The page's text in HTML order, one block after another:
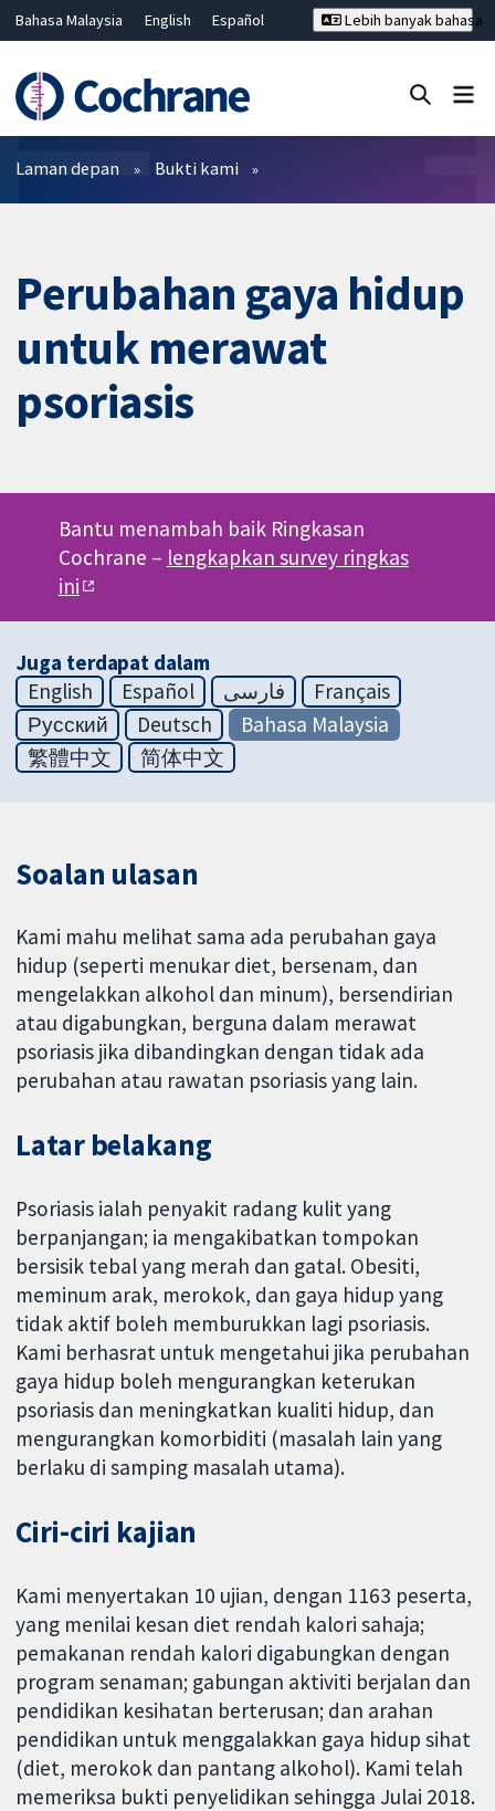
Bahasa Malaysia English
Español
Hrvatski
Deutsch ไทย
繁體中文
简体中文
Lebih banyak bahasa
Penapis
Laman depan Bukti kami
Perubahan gaya hidup
untuk merawat
psoriasis
Bantu menambah baik Ringkasan
Cochrane – lengkapkan survey ringkas
ini
Juga terdapat dalam
English
Español فارسی
Français
Русский
Deutsch
Bahasa Malaysia
繁體中文
简体中文
Soalan ulasan
Kami mahu melihat sama ada perubahan gaya
hidup (seperti menukar diet, bersenam, dan
mengelakkan alkohol dan minum), bersendirian
atau digabungkan, berguna dalam merawat
psoriasis jika dibandingkan dengan tidak ada
perubahan atau rawatan psoriasis yang lain.
Latar belakang
Psoriasis ialah penyakit radang kulit yang
berpanjangan; ia mengakibatkan tompokan
bersisik tebal yang merah dan gatal. Obesiti,
meminum arak, merokok, dan gaya hidup yang
tidak aktif boleh memburukkan lagi psoriasis.
Kami berhasrat untuk mengetahui jika perubahan
gaya hidup boleh mengurangkan keterukan
psoriasis dan meningkatkan kualiti hidup, dan
mengurangkan komorbiditi (masalah lain yang
berlaku di samping masalah utama).
Ciri-ciri kajian
Kami menyertakan 10 ujian, dengan 1163 peserta,
yang menilai kesan diet rendah kalori sahaja;
pemakanan rendah kalori digabungkan dengan
program senaman; gabungan aktiviti berjalan dan
pendidikan kesihatan berterusan; dan arahan
pendidikan untuk menggalakkan gaya hidup sihat
(diet, merokok dan pantang alkohol). Kami telah
memeriksa bukti penyelidikan sehingga Julai 2018.